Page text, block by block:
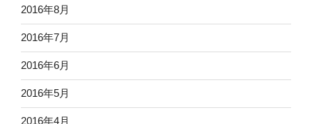
2016年8月
2016年7月
2016年6月
2016年5月
2016年4月